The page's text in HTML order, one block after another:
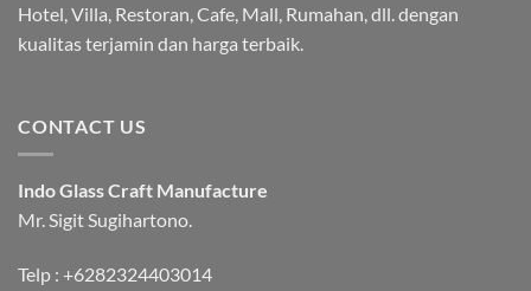
Hotel, Villa, Restoran, Cafe, Mall, Rumahan, dll. dengan
kualitas terjamin dan harga terbaik.
CONTACT US
Indo Glass Craft Manufacture
Mr. Sigit Sugihartono.
Telp : +6282324403014